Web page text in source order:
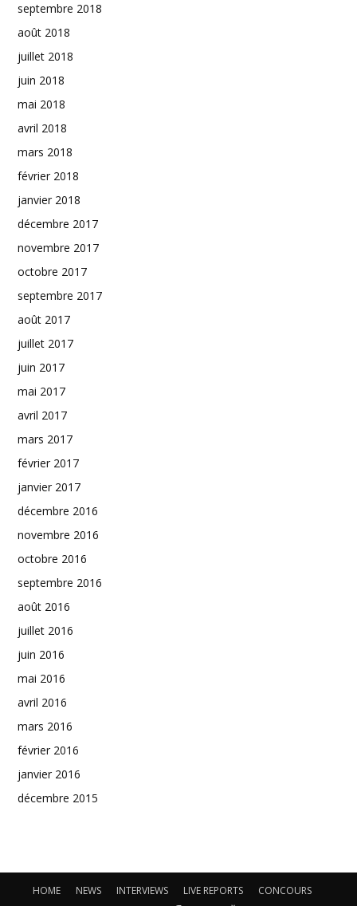
septembre 2018
août 2018
juillet 2018
juin 2018
mai 2018
avril 2018
mars 2018
février 2018
janvier 2018
décembre 2017
novembre 2017
octobre 2017
septembre 2017
août 2017
juillet 2017
juin 2017
mai 2017
avril 2017
mars 2017
février 2017
janvier 2017
décembre 2016
novembre 2016
octobre 2016
septembre 2016
août 2016
juillet 2016
juin 2016
mai 2016
avril 2016
mars 2016
février 2016
janvier 2016
décembre 2015
HOME NEWS INTERVIEWS LIVE REPORTS CONCOURS